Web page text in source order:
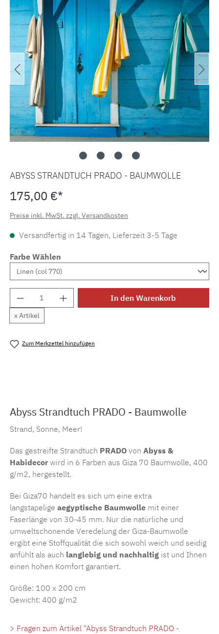
ABYSS STRANDTUCH PRADO - BAUMWOLLE
175,00 €*
Preise inkl. MwSt. zzgl. Versandkosten
Versandfertig in 14 Tagen, Lieferzeit 3-5 Tage
Farbe Wählen
Produkt Anzahl: Gib den gewünschten
x Artikel
In den Warenkorb
Zum Merkzettel hinzufügen
Abyss Strandtuch PRADO - Baumwolle
Strand, Sonne, Meer!
Das gestreifte Strandtuch PRADO von Abyss &
Habidecor wird in 6 Farben aus Giza 70 Baumwolle, 400
g/m2, hergestellt.
Bei Giza70 handelt es sich um eine extra
langstapelige aegyptische Baumwolle mit einer
Faserlänge von 30-45 mm. Nur die natürliche und
umweltschonende Veredelung der Giza-Baumwolle
ergibt eine Stoffqualität die sich sowohl weich und seidig
anfühlt als auch langlebig und nachhaltig ist und Ihnen
einen hohen Komfort garantiert.
Größe: 100 x 200 cm
Gewicht: 400 g/m2
Fragen zum Artikel "Abyss Strandtuch PRADO -